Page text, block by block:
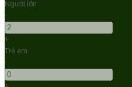
Người lớn
-
+
Trẻ em
-